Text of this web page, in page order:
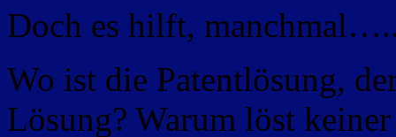
Doch es hilft,
Wo ist die Patentlösung,
Lösung? Warum löst